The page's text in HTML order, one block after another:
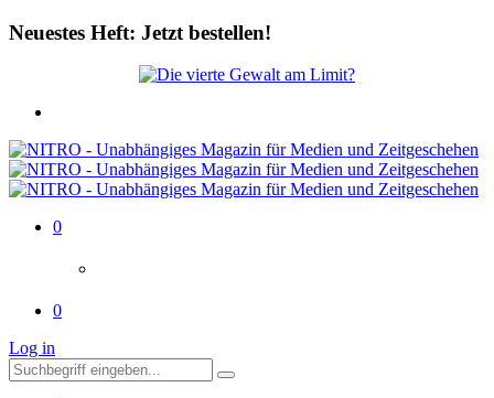
Neuestes Heft: Jetzt bestellen!
0
0
Log in